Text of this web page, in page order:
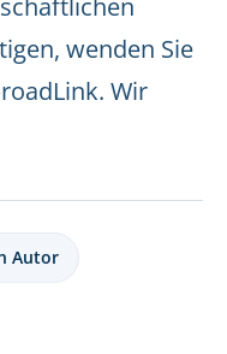
wenden Sie
Wir
Autor